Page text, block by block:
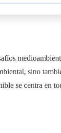
sino
se centra en